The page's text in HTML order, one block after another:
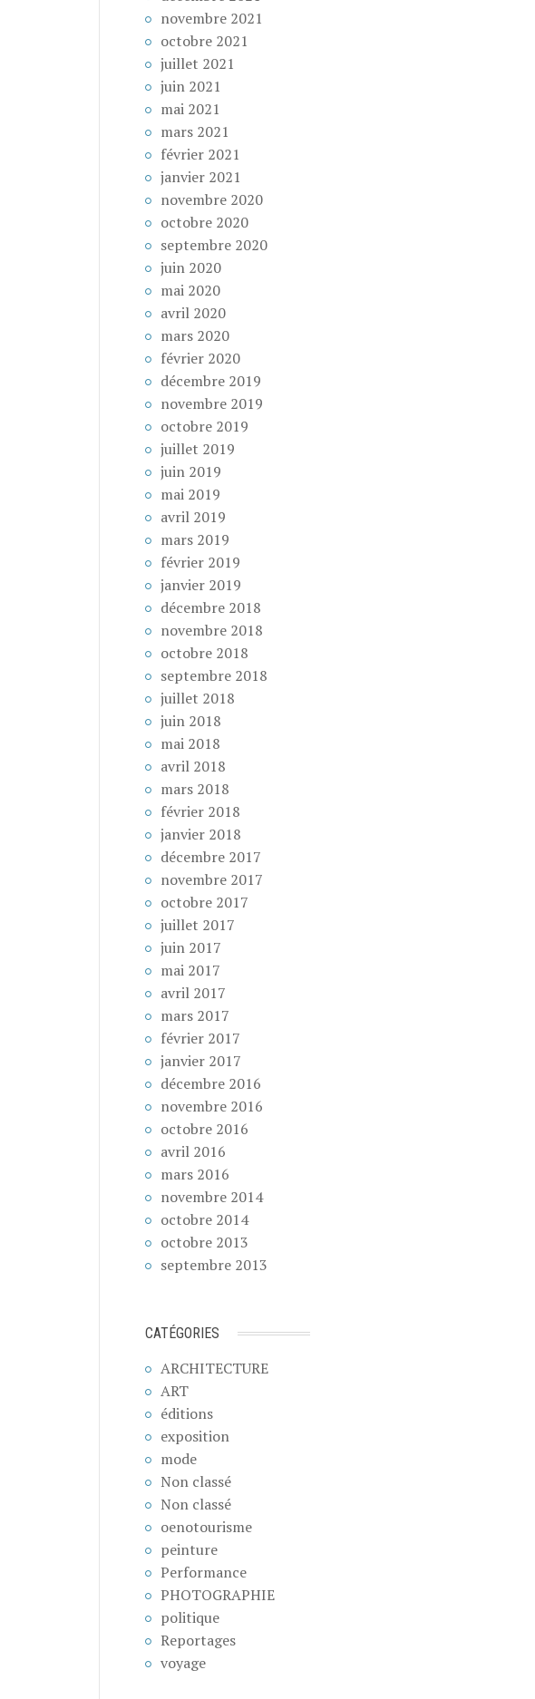
novembre 2021
octobre 2021
juillet 2021
juin 2021
mai 2021
mars 2021
février 2021
janvier 2021
novembre 2020
octobre 2020
septembre 2020
juin 2020
mai 2020
avril 2020
mars 2020
février 2020
décembre 2019
novembre 2019
octobre 2019
juillet 2019
juin 2019
mai 2019
avril 2019
mars 2019
février 2019
janvier 2019
décembre 2018
novembre 2018
octobre 2018
septembre 2018
juillet 2018
juin 2018
mai 2018
avril 2018
mars 2018
février 2018
janvier 2018
décembre 2017
novembre 2017
octobre 2017
juillet 2017
juin 2017
mai 2017
avril 2017
mars 2017
février 2017
janvier 2017
décembre 2016
novembre 2016
octobre 2016
avril 2016
mars 2016
novembre 2014
octobre 2014
octobre 2013
septembre 2013
CATÉGORIES
ARCHITECTURE
ART
éditions
exposition
mode
Non classé
Non classé
oenotourisme
peinture
Performance
PHOTOGRAPHIE
politique
Reportages
voyage